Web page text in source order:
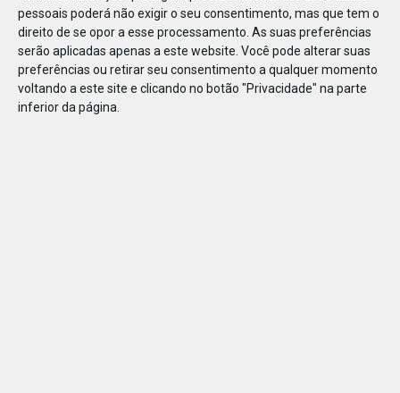
pessoais poderá não exigir o seu consentimento, mas que tem o
direito de se opor a esse processamento. As suas preferências
serão aplicadas apenas a este website. Você pode alterar suas
preferências ou retirar seu consentimento a qualquer momento
voltando a este site e clicando no botão "Privacidade" na parte
inferior da página.